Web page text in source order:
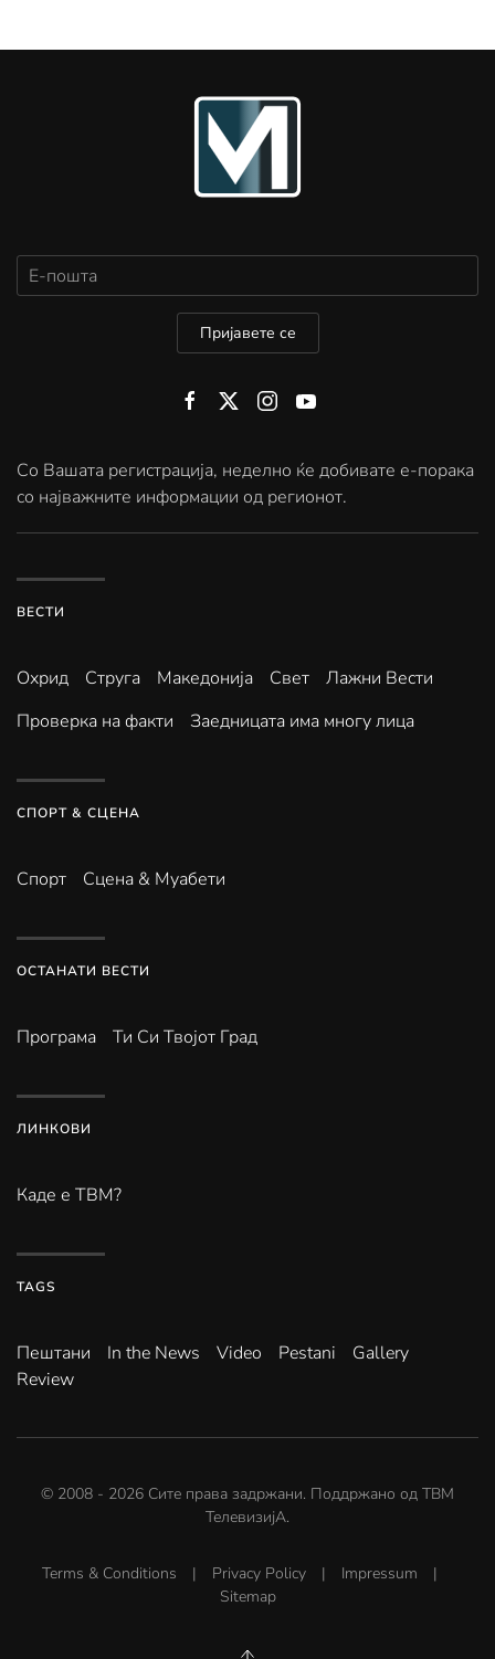
Пријавете се
Со Вашата регистрација, неделно ќе добивате е-порака
со најважните информации од регионот.
ВЕСТИ
Охрид Струга Македонија Свет
Лажни Вести
Проверка на факти
Заедницата има многу лица
СПОРТ & СЦЕНА
Спорт Сцена & Муабети
ОСТАНАТИ ВЕСТИ
Програма Ти Си Твојот Град
ЛИНКОВИ
Каде е ТВМ?
TAGS
Пештани In the News Video Pestani
Gallery
Review
© 2008 - 2026 Сите права задржани. Поддржано од ТВМ
ТелевизијА.
Terms & Conditions | Privacy Policy | Impressum |
Sitemap